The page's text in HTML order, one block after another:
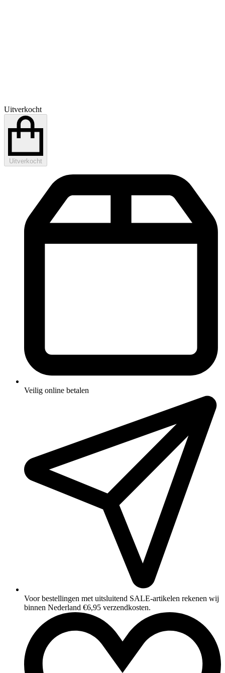
Uitverkocht
Uitverkocht
Veilig online betalen
Voor bestellingen met uitsluitend SALE‑artikelen rekenen wij
binnen Nederland €6,95 verzendkosten.